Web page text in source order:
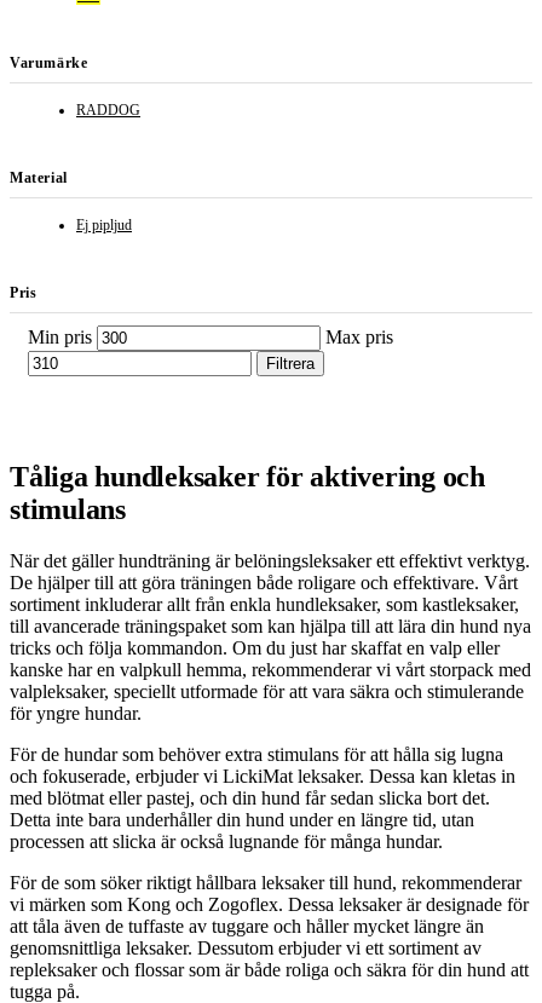
Varumärke
RADDOG
Material
Ej pipljud
Pris
Min pris Max pris
Filtrera
Tåliga hundleksaker för aktivering och
stimulans
När det gäller hundträning är belöningsleksaker ett effektivt verktyg.
De hjälper till att göra träningen både roligare och effektivare. Vårt
sortiment inkluderar allt från enkla hundleksaker, som kastleksaker,
till avancerade träningspaket som kan hjälpa till att lära din hund nya
tricks och följa kommandon. Om du just har skaffat en valp eller
kanske har en valpkull hemma, rekommenderar vi vårt storpack med
valpleksaker, speciellt utformade för att vara säkra och stimulerande
för yngre hundar.
För de hundar som behöver extra stimulans för att hålla sig lugna
och fokuserade, erbjuder vi LickiMat leksaker. Dessa kan kletas in
med blötmat eller pastej, och din hund får sedan slicka bort det.
Detta inte bara underhåller din hund under en längre tid, utan
processen att slicka är också lugnande för många hundar.
För de som söker riktigt hållbara leksaker till hund, rekommenderar
vi märken som Kong och Zogoflex. Dessa leksaker är designade för
att tåla även de tuffaste av tuggare och håller mycket längre än
genomsnittliga leksaker. Dessutom erbjuder vi ett sortiment av
repleksaker och flossar som är både roliga och säkra för din hund att
tugga på.